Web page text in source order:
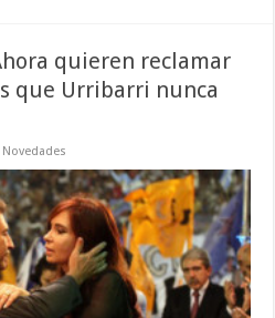
quieren reclamar
que Urribarri nunca
Novedades